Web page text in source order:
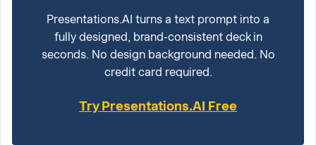
Presentations.AI turns a text prompt into a
fully designed, brand-consistent deck in
seconds. No design background needed. No
credit card required.
Try Presentations.AI Free